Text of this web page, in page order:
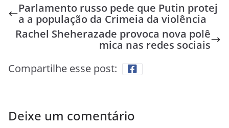
Parlamento russo pede que Putin protej
a a população da Crimeia da violência
Rachel Sheherazade provoca nova polê
mica nas redes sociais
Compartilhe esse post:
Deixe um comentário